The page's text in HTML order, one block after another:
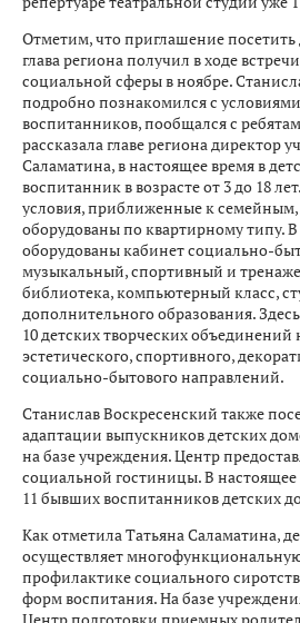
Отметим, что приглашение посетить
глава региона получил в ходе
социальной сферы в ноябре.
подробно познакомился с
воспитанников, пообщался с
рассказала главе региона директор
Саламатина, в настоящее время в
воспитанник в возрасте от 3 до 18
условия, приближенные к
оборудованы по квартирному типу.
оборудованы кабинет социально-
музыкальный, спортивный и
библиотека, компьютерный класс,
дополнительного образования.
10 детских творческих объединений
эстетического, спортивного,
социально-бытового направлений.
Станислав Воскресенский также
адаптации выпускников детских
на базе учреждения. Центр
социальной гостиницы. В настоящее
11 бывших воспитанников детских
Как отметила Татьяна Саламатина,
осуществляет
профилактике социального
форм воспитания. На базе